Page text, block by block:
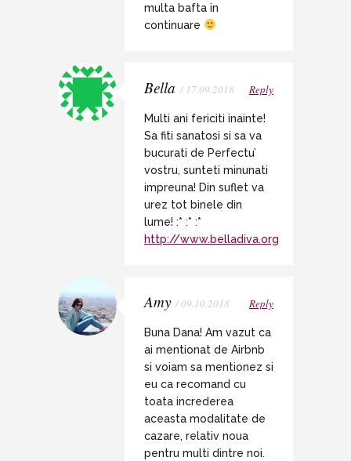
multa bafta in
continuare
Bella / 17.09.2018 Reply
Multi ani fericiti inainte!
Sa fiti sanatosi si sa va
bucurati de Perfectu’
vostru, sunteti minunati
impreuna! Din suflet va
urez tot binele din
lume! :* :* :*
http://www.belladiva.org
Amy / 09.10.2018 Reply
Buna Dana! Am vazut ca
ai mentionat de Airbnb
si voiam sa mentionez si
eu ca recomand cu
toata increderea
aceasta modalitate de
cazare, relativ noua
pentru multi dintre noi.